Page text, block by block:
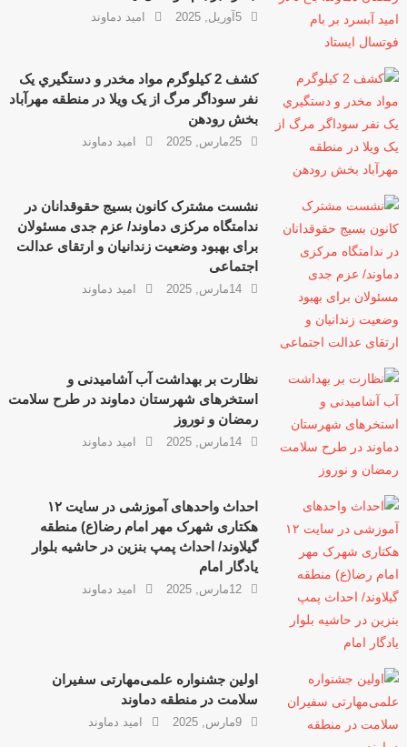
5آوریل, 2025 امید دماوند
کشف 2 کيلوگرم مواد مخدر و دستگيري یک
نفر سوداگر مرگ از یک ويلا در منطقه مهرآباد
بخش رودهن
25مارس, 2025 امید دماوند
نشست مشترک کانون بسیج حقوقدانان در
ندامتگاه مرکزی دماوند/ عزم جدی مسئولان
برای بهبود وضعیت زندانیان و ارتقای عدالت
اجتماعی
14مارس, 2025 امید دماوند
نظارت‌ بر بهداشت آب آشامیدنی و
استخرهای شهرستان دماوند در طرح سلامت
رمضان و نوروز
14مارس, 2025 امید دماوند
احداث واحدهای آموزشی در سایت ۱۲
هکتاری شهرک مهر امام رضا(ع) منطقه
گیلاوند/ احداث پمپ بنزین در حاشیه بلوار
یادگار امام
12مارس, 2025 امید دماوند
اولین جشنواره علمی‌مهارتی سفیران
سلامت در منطقه دماوند
9مارس, 2025 امید دماوند